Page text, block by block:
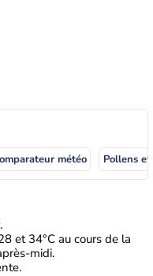
météo Pollens
et 34°C au cours de la
midi.